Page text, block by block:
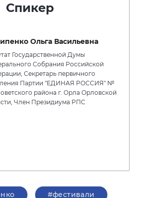
Спикер
Ольга Васильевна
Государственной Думы
Собрания Российской
Секретарь первичного
Партии "ЕДИНАЯ РОССИЯ" №
района г. Орла Орловской
Член Президиума РПС
#фестивали